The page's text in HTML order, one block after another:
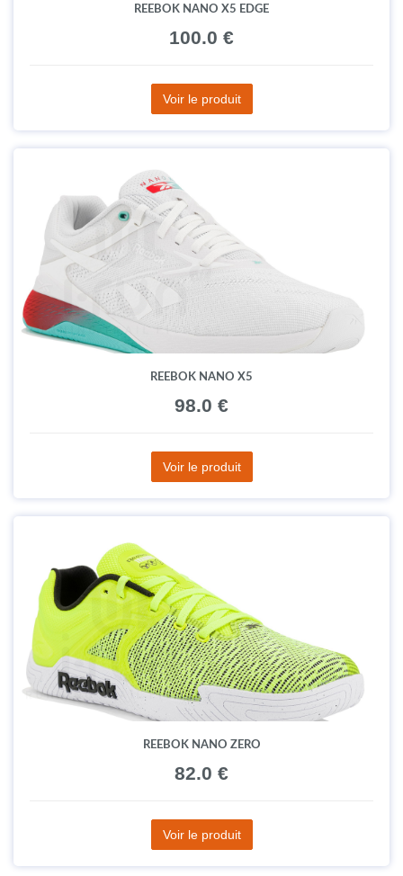
REEBOK NANO X5 EDGE
100.0 €
Voir le produit
REEBOK NANO X5
98.0 €
Voir le produit
REEBOK NANO ZERO
82.0 €
Voir le produit